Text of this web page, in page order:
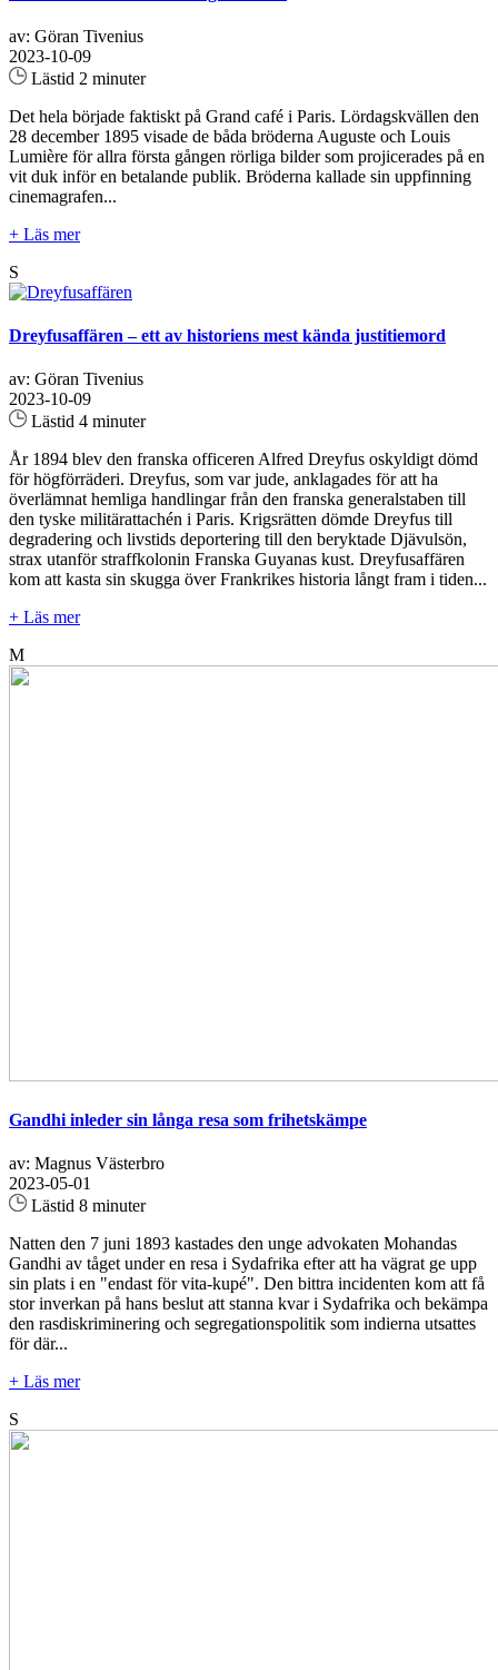
av: Göran Tivenius
2023-10-09
Lästid 2 minuter
Det hela började faktiskt på Grand café i Paris. Lördagskvällen den
28 december 1895 visade de båda bröderna Auguste och Louis
Lumière för allra första gången rörliga bilder som projicerades på en
vit duk inför en betalande publik. Bröderna kallade sin uppfinning
cinemagrafen...
+ Läs mer
S
Dreyfusaffären – ett av historiens mest kända justitiemord
av: Göran Tivenius
2023-10-09
Lästid 4 minuter
År 1894 blev den franska officeren Alfred Dreyfus oskyldigt dömd
för högförräderi. Dreyfus, som var jude, anklagades för att ha
överlämnat hemliga handlingar från den franska generalstaben till
den tyske militärattachén i Paris. Krigsrätten dömde Dreyfus till
degradering och livstids deportering till den beryktade Djävulsön,
strax utanför straffkolonin Franska Guyanas kust. Dreyfusaffären
kom att kasta sin skugga över Frankrikes historia långt fram i tiden...
+ Läs mer
M
Gandhi inleder sin långa resa som frihetskämpe
av: Magnus Västerbro
2023-05-01
Lästid 8 minuter
Natten den 7 juni 1893 kastades den unge advokaten Mohandas
Gandhi av tåget under en resa i Sydafrika efter att ha vägrat ge upp
sin plats i en "endast för vita-kupé". Den bittra incidenten kom att få
stor inverkan på hans beslut att stanna kvar i Sydafrika och bekämpa
den rasdiskriminering och segregationspolitik som indierna utsattes
för där...
+ Läs mer
S